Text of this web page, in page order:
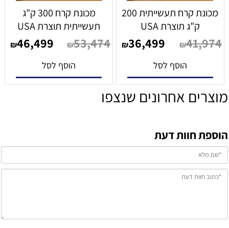
מכונת קרח תעשייתית 200
ק"ג תוצרת USA
₪41,974
₪36,499
הוסף לסל
מכונת קרח 300 ק"ג
תעשייתית תוצרת USA
₪53,474
₪46,499
הוסף לסל
מוצרים אחרונים שנצפו
הוספת חוות דעת